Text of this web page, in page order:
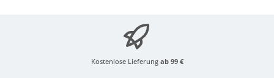
Kostenlose Lieferung ab 99 €